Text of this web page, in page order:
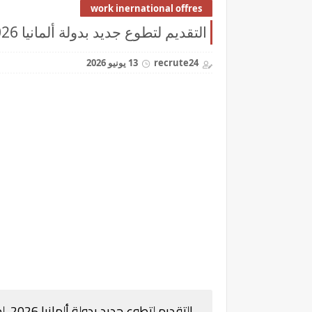
work inernational offres
التقديم لتطوع جديد بدولة ألمانيا 2026 لمدة سنة
recrute24 13 يونيو 2026